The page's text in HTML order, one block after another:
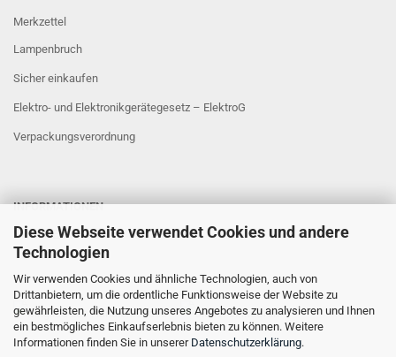
Diese Webseite verwendet Cookies und andere
Technologien
Wir verwenden Cookies und ähnliche Technologien, auch von
Drittanbietern, um die ordentliche Funktionsweise der Website zu
gewährleisten, die Nutzung unseres Angebotes zu analysieren und Ihnen
ein bestmögliches Einkaufserlebnis bieten zu können. Weitere
Informationen finden Sie in unserer Datenschutzerklärung.
Merkzettel
Lampenbruch
Sicher einkaufen
Elektro- und Elektronikgerätegesetz – ElektroG
Verpackungsverordnung
INFORMATIONEN
Sicher Einkaufen